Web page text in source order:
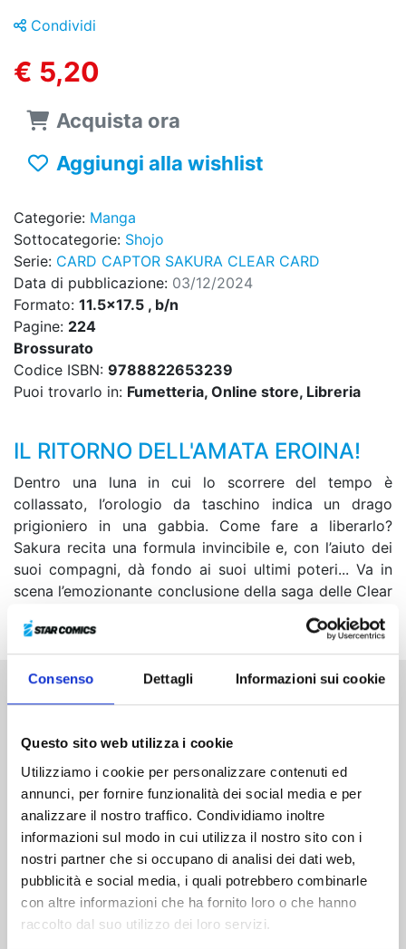
Consenso Dettagli Informazioni sui cookie
Questo sito web utilizza i cookie
Utilizziamo i cookie per personalizzare contenuti ed
annunci, per fornire funzionalità dei social media e per
analizzare il nostro traffico. Condividiamo inoltre
informazioni sul modo in cui utilizza il nostro sito con i
nostri partner che si occupano di analisi dei dati web,
pubblicità e social media, i quali potrebbero combinarle
con altre informazioni che ha fornito loro o che hanno
raccolto dal suo utilizzo dei loro servizi.
Condividi
€ 5,20
Acquista ora
Aggiungi alla wishlist
Categorie: Manga
Sottocategorie: Shojo
Serie: CARD CAPTOR SAKURA CLEAR CARD
Data di pubblicazione: 03/12/2024
Formato: 11.5x17.5 , b/n
Pagine: 224
Brossurato
Codice ISBN: 9788822653239
Puoi trovarlo in: Fumetteria, Online store, Libreria
IL RITORNO DELL'AMATA EROINA!
Dentro una luna in cui lo scorrere del tempo è
collassato, l’orologio da taschino indica un drago
prigioniero in una gabbia. Come fare a liberarlo?
Sakura recita una formula invincibile e, con l’aiuto dei
suoi compagni, dà fondo ai suoi ultimi poteri... Va in
scena l’emozionante conclusione della saga delle Clear